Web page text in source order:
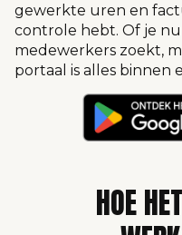
gewerkte uren en
controle hebt. Of je
medewerkers zoekt,
portaal is alles binnen
HOE